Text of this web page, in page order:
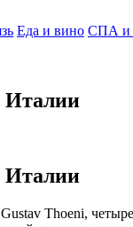
Еда и вино СПА и
Италии
Италии
Thoeni,